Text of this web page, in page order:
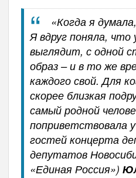
«Когда я
Я вдруг поняла, что
выглядит, с одной
образ – и в то же
каждого свой. Для
скорее близкая
самый родной
поприветствовала
гостей концерта
депутатов
«Единая Россия»)